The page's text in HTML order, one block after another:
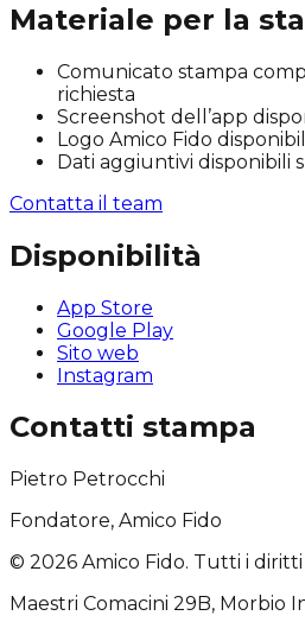
Materiale per la
Comunicato stampa
richiesta
Screenshot dell’app
Logo Amico Fido
Dati aggiuntivi disponibili
Contatta il team
Disponibilità
App Store
Google Play
Sito web
Instagram
Contatti stampa
Pietro Petrocchi
Fondatore, Amico Fido
© 2026 Amico Fido. Tutti i diritti
Maestri Comacini 29B, Morbio